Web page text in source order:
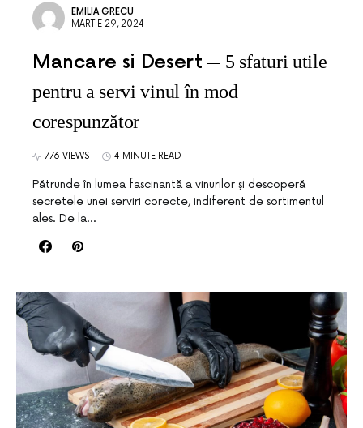
EMILIA GRECU
MARTIE 29, 2024
Mancare si Desert
5 sfaturi utile
pentru a servi vinul în mod
corespunzător
776 VIEWS 4 MINUTE READ
Pătrunde în lumea fascinantă a vinurilor și descoperă
secretele unei serviri corecte, indiferent de sortimentul
ales. De la…